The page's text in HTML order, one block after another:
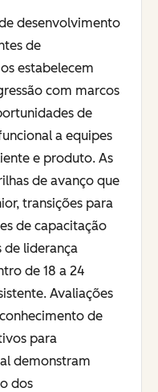
desenvolvimento
de
estabelecem
com marcos
de
a equipes
e produto. As
de avanço que
transições para
de capacitação
de liderança
de 18 a 24
Avaliações
de
para
demonstram
dos